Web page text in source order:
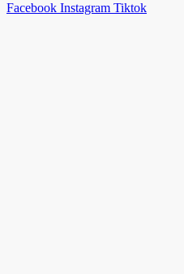
Facebook Instagram Tiktok